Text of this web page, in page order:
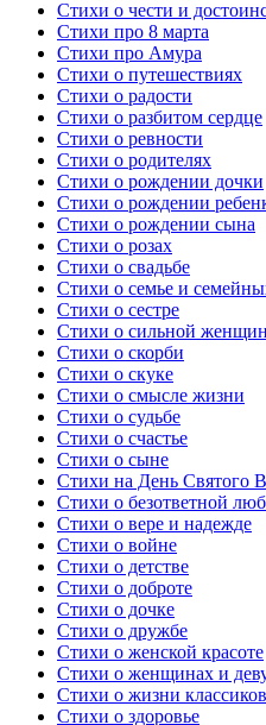
Стихи о чести и
Стихи про 8 марта
Стихи про Амура
Стихи о путешествиях
Стихи о радости
Стихи о разбитом сердце
Стихи о ревности
Стихи о родителях
Стихи о рождении дочки
Стихи о рождении
Стихи о рождении сына
Стихи о розах
Стихи о свадьбе
Стихи о семье и
Стихи о сестре
Стихи о сильной
Стихи о скорби
Стихи о скуке
Стихи о смысле жизни
Стихи о судьбе
Стихи о счастье
Стихи о сыне
Стихи на День Святого
Стихи о безответной
Стихи о вере и надежде
Стихи о войне
Стихи о детстве
Стихи о доброте
Стихи о дочке
Стихи о дружбе
Стихи о женской красоте
Стихи о женщинах и
Стихи о жизни классиков
Стихи о здоровье